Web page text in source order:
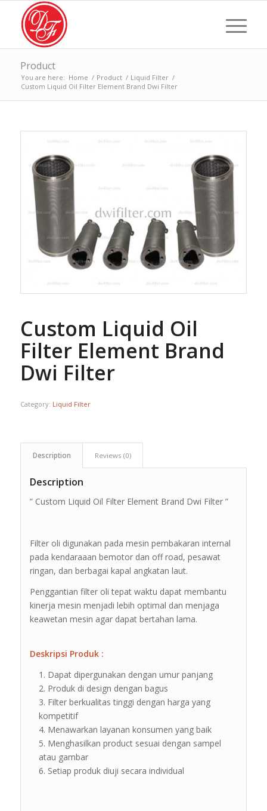
Product
You are here: Home / Product / Liquid Filter /
Custom Liquid Oil Filter Element Brand Dwi Filter
Custom Liquid Oil
Filter Element Brand
Dwi Filter
Category: Liquid Filter
Description Reviews (0)
Description
” Custom Liquid Oil Filter Element Brand Dwi Filter ”
Filter oli digunakan pada mesin pembakaran internal
pada kendaraaan bemotor dan off road, pesawat
ringan, dan berbagai kapal angkatan laut.
Penggantian filter oli tepat waktu dapat membantu
kinerja mesin menjadi lebih optimal dan menjaga
keawetan mesin agar dapat bertahan lama.
Deskripsi Produk :
Dapat dipergunakan dengan umur panjang
Produk di design dengan bagus
Filter berkualitas tinggi dengan harga yang
kompetitif
Menawarkan layanan konsumen yang baik
Menghasilkan product sesuai dengan sampel
atau gambar
Setiap produk diuji secara individual